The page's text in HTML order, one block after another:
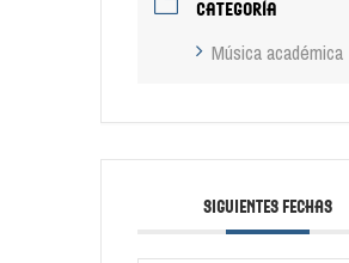
CATEGORÍA
Música académica
SIGUIENTES FECHAS